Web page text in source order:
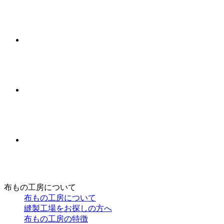
布もの工房について
布もの工房について
縫製工場をお探しの方へ
布もの工房の特徴